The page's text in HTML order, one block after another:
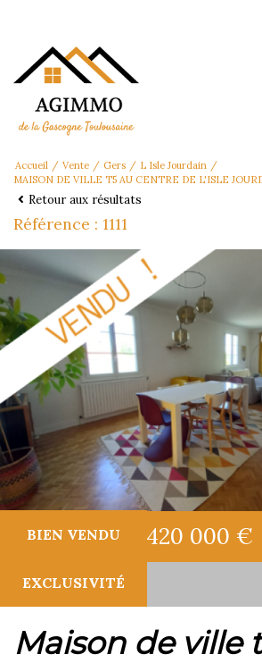
Accueil Vente Gers
L Isle Jourdain
MAISON DE VILLE T5 AU CENTRE DE L'ISLE
Retour aux résultats
Référence : 1111
BIEN VENDU
EXCLUSIVITÉ
420 000 €
maison de ville t5 au